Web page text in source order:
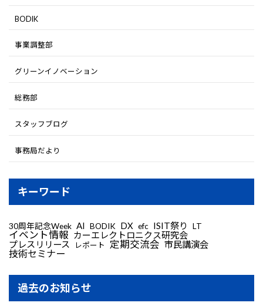
BODIK
事業調整部
グリーンイノベーション
総務部
スタッフブログ
事務局だより
キーワード
30周年記念Week AI BODIK DX efc ISIT祭り LT
イベント情報 カーエレクトロニクス研究会
プレスリリース
レポート 定期交流会 市民講演会
技術セミナー
過去のお知らせ